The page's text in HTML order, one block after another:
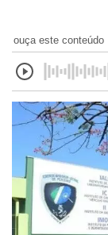
ouça este conteúdo